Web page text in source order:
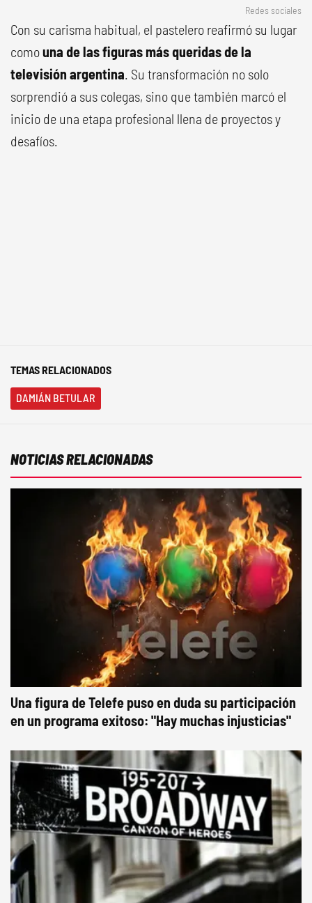
Redes sociales
Con su carisma habitual, el pastelero reafirmó su lugar
comouna de las figuras más queridas de la
televisión argentina. Su transformación no solo
sorprendió a sus colegas, sino que también marcó el
inicio de una etapa profesional llena de proyectos y
desafíos.
TEMAS RELACIONADOS
DAMIÁN BETULAR
NOTICIAS RELACIONADAS
Una figura de Telefe puso en duda su participación
en un programa exitoso: "Hay muchas injusticias"